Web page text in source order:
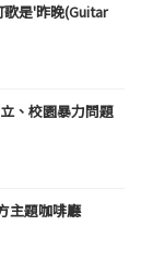
是'昨晚(Guitar
、校園暴力問題
主題咖啡廳